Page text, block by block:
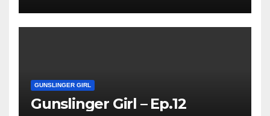
GUNSLINGER GIRL
Gunslinger Girl – Ep.12